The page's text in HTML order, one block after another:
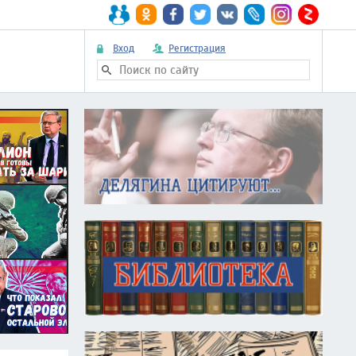
Вход Регистрация